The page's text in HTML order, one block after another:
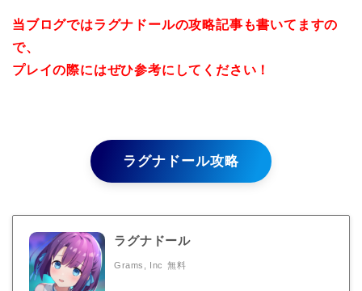
当ブログではラグナドールの攻略記事も書いてますの
で、
プレイの際にはぜひ参考にしてください！
ラグナドール攻略
ラグナドール
Grams, Inc 無料